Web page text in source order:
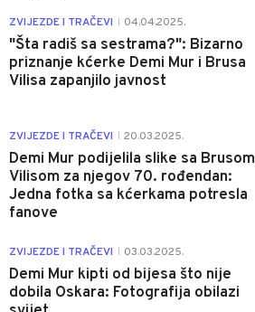
ZVIJEZDE I TRAČEVI 04.04.2025.
"Šta radiš sa sestrama?": Bizarno
priznanje kćerke Demi Mur i Brusa
Vilisa zapanjilo javnost
ZVIJEZDE I TRAČEVI 20.03.2025.
Demi Mur podijelila slike sa Brusom
Vilisom za njegov 70. rođendan:
Jedna fotka sa kćerkama potresla
fanove
ZVIJEZDE I TRAČEVI 03.03.2025.
Demi Mur kipti od bijesa što nije
dobila Oskara: Fotografija obilazi